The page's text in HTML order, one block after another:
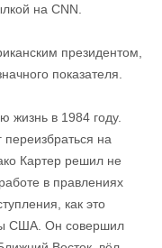
на CNN.
президентом,
показателя.
жизнь в 1984 году.
на
Картер решил не
в правлениях
как это
США. Он совершил